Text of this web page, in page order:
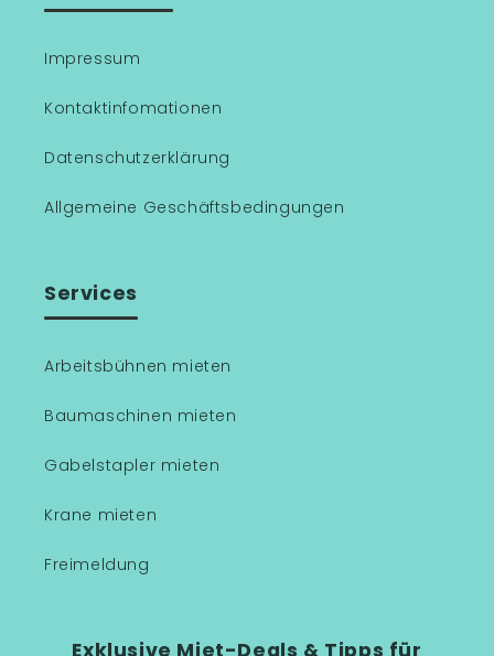
Impressum
Kontaktinfomationen
Datenschutzerklärung
Allgemeine Geschäftsbedingungen
Services
Arbeitsbühnen mieten
Baumaschinen mieten
Gabelstapler mieten
Krane mieten
Freimeldung
Exklusive Miet-Deals & Tipps für